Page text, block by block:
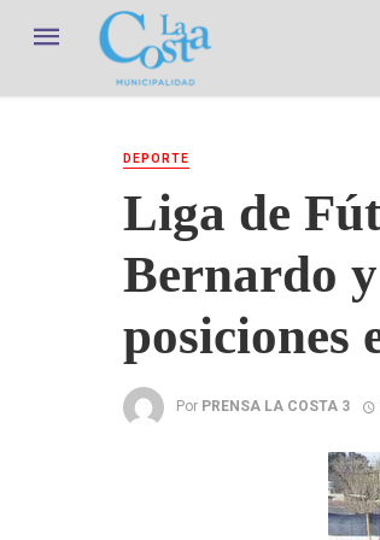
DEPORTE
Liga de
Bernardo
posiciones
Por PRENSA LA COSTA 3